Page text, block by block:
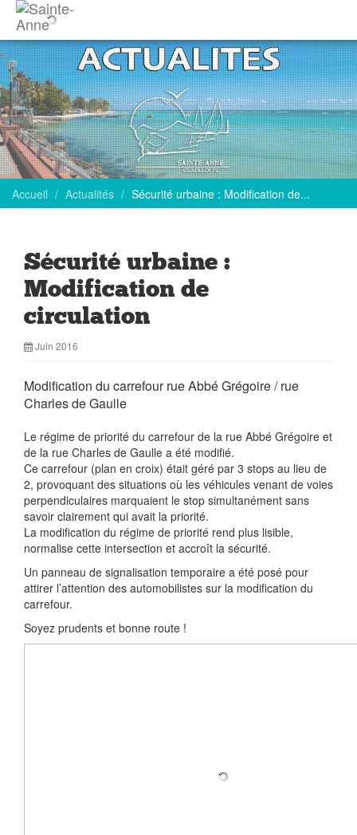
Accueil Actualités Sécurité urbaine : Modification de...
Sécurité urbaine :
Modification de
circulation
Juin 2016
Modification du carrefour rue Abbé Grégoire / rue
Charles de Gaulle
Le régime de priorité du carrefour de la rue Abbé Grégoire et
de la rue Charles de Gaulle a été modifié.
Ce carrefour (plan en croix) était géré par 3 stops au lieu de
2, provoquant des situations où les véhicules venant de voies
perpendiculaires marquaient le stop simultanément sans
savoir clairement qui avait la priorité.
La modification du régime de priorité rend plus lisible,
normalise cette intersection et accroît la sécurité.
Un panneau de signalisation temporaire a été posé pour
attirer l’attention des automobilistes sur la modification du
carrefour.
Soyez prudents et bonne route !